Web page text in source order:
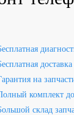
на
комплект
склад